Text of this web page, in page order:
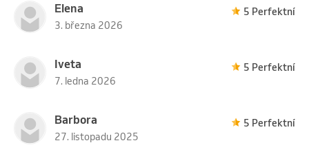
Elena
3. března 2026
5 Perfektní
Iveta
7. ledna 2026
5 Perfektní
Barbora
27. listopadu 2025
5 Perfektní